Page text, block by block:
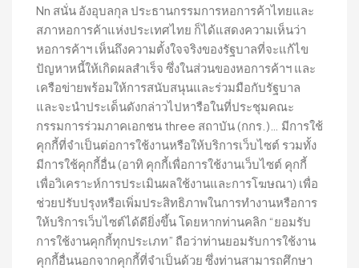
Nn สนั่น อังอุบลกุล ประธานกรรมการหอการค้าไทยและ
สภาหอการค้าแห่งประเทศไทย ก็ได้แสดงความเห็นว่า
หอการค้าฯ เห็นถึงความตั้งใจจริงของรัฐบาลที่จะแก้ไข
ปัญหาหนี้ให้เกิดผลสำเร็จ ซึ่งในส่วนของหอการค้าฯ และ
เครือข่ายพร้อมให้การสนับสนุนและร่วมมือกับรัฐบาล
และจะนำประเด็นดังกล่าวไปหารือในที่ประชุมคณะ
กรรมการร่วมภาคเอกชน three สถาบัน (กกร.)… มีการใช้
คุกกี้ที่จำเป็นต่อการใช้งานหรือให้บริการเว็บไซต์ รวมทั้ง
มีการใช้คุกกี้อื่น (อาทิ คุกกี้เพื่อการใช้งานเว็บไซต์ คุกกี้
เพื่อวิเคราะห์การประเมินผลใช้งานและการโฆษณา) เพื่อ
ช่วยปรับปรุงหรือเพิ่มประสิทธิภาพในการทำงานหรือการ
ให้บริการเว็บไซต์ได้ดียิ่งขึ้น โดยหากท่านคลิก “ยอมรับ
การใช้งานคุกกี้ทุกประเภท” ถือว่าท่านยอมรับการใช้งาน
คุกกี้อื่นนอกจากคุกกี้ที่จำเป็นด้วย ซึ่งท่านสามารถศึกษา